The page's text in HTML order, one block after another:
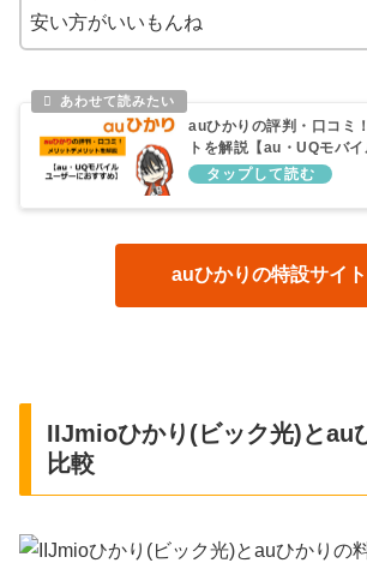
安い方がいいもんね
auひかりの評判・口コミ
トを解説【au・UQモバ
すめ】
auひかりの特設サイト
IIJmioひかり(ビック光)とau
比較